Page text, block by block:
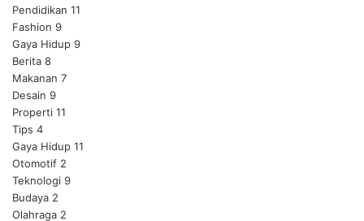
Pendidikan 11
Fashion 9
Gaya Hidup 9
Berita 8
Makanan 7
Desain 9
Properti 11
Tips 4
Gaya Hidup 11
Otomotif 2
Teknologi 9
Budaya 2
Olahraga 2